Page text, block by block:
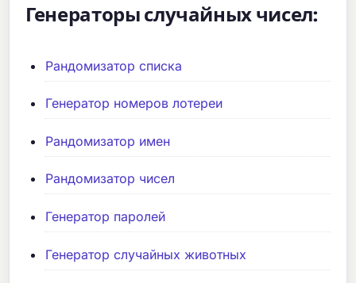
Генераторы случайных чисел:
Рандомизатор списка
Генератор номеров лотереи
Рандомизатор имен
Рандомизатор чисел
Генератор паролей
Генератор случайных животных